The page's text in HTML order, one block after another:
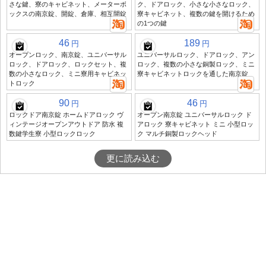
さな鍵、寮のキャビネット、メーターボ
ックスの南京錠、開錠、倉庫、相互開錠
ク、ドアロック、小さな小さなロック、
寮キャビネット、複数の鍵を開けるため
の1つの鍵
46 円
オープンロック、南京錠、ユニバーサル
ロック、ドアロック、ロックセット、複
数の小さなロック、ミニ寮用キャビネッ
トロック
189 円
ユニバーサルロック、ドアロック、アン
ロック、複数の小さな銅製ロック、ミニ
寮キャビネットロックを通した南京錠
90 円
ロックドア南京錠 ホームドアロック ヴ
ィンテージオープンアウトドア 防水 複
数鍵学生寮 小型ロックロック
46 円
オープン南京錠 ユニバーサルロック ド
アロック 寮キャビネット ミニ 小型ロッ
ク マルチ銅製ロックヘッド
更に読み込む